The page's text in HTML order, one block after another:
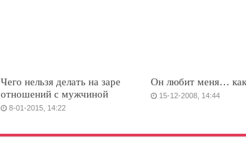
Чего нельзя делать на заре
отношений с мужчиной
8-01-2015, 14:22
Он любит меня…
15-12-2008, 14:44